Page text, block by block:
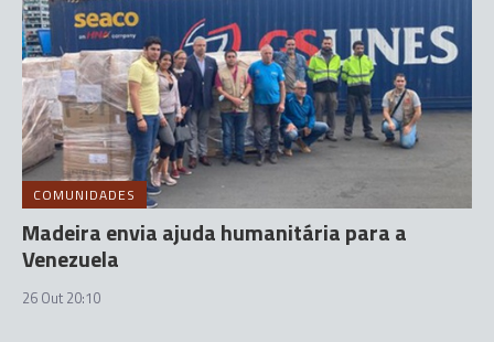
COMUNIDADES
Madeira envia ajuda humanitária para a
Venezuela
26 Out 20:10